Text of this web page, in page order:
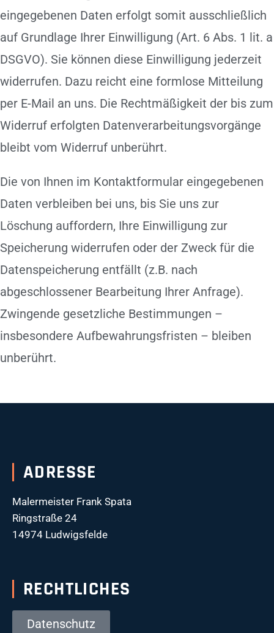
eingegebenen Daten erfolgt somit ausschließlich
auf Grundlage Ihrer Einwilligung (Art. 6 Abs. 1 lit. a
DSGVO). Sie können diese Einwilligung jederzeit
widerrufen. Dazu reicht eine formlose Mitteilung
per E-Mail an uns. Die Rechtmäßigkeit der bis zum
Widerruf erfolgten Datenverarbeitungsvorgänge
bleibt vom Widerruf unberührt.
Die von Ihnen im Kontaktformular eingegebenen
Daten verbleiben bei uns, bis Sie uns zur
Löschung auffordern, Ihre Einwilligung zur
Speicherung widerrufen oder der Zweck für die
Datenspeicherung entfällt (z.B. nach
abgeschlossener Bearbeitung Ihrer Anfrage).
Zwingende gesetzliche Bestimmungen –
insbesondere Aufbewahrungsfristen – bleiben
unberührt.
ADRESSE
Malermeister Frank Spata
Ringstraße 24
14974 Ludwigsfelde
RECHTLICHES
Datenschutz